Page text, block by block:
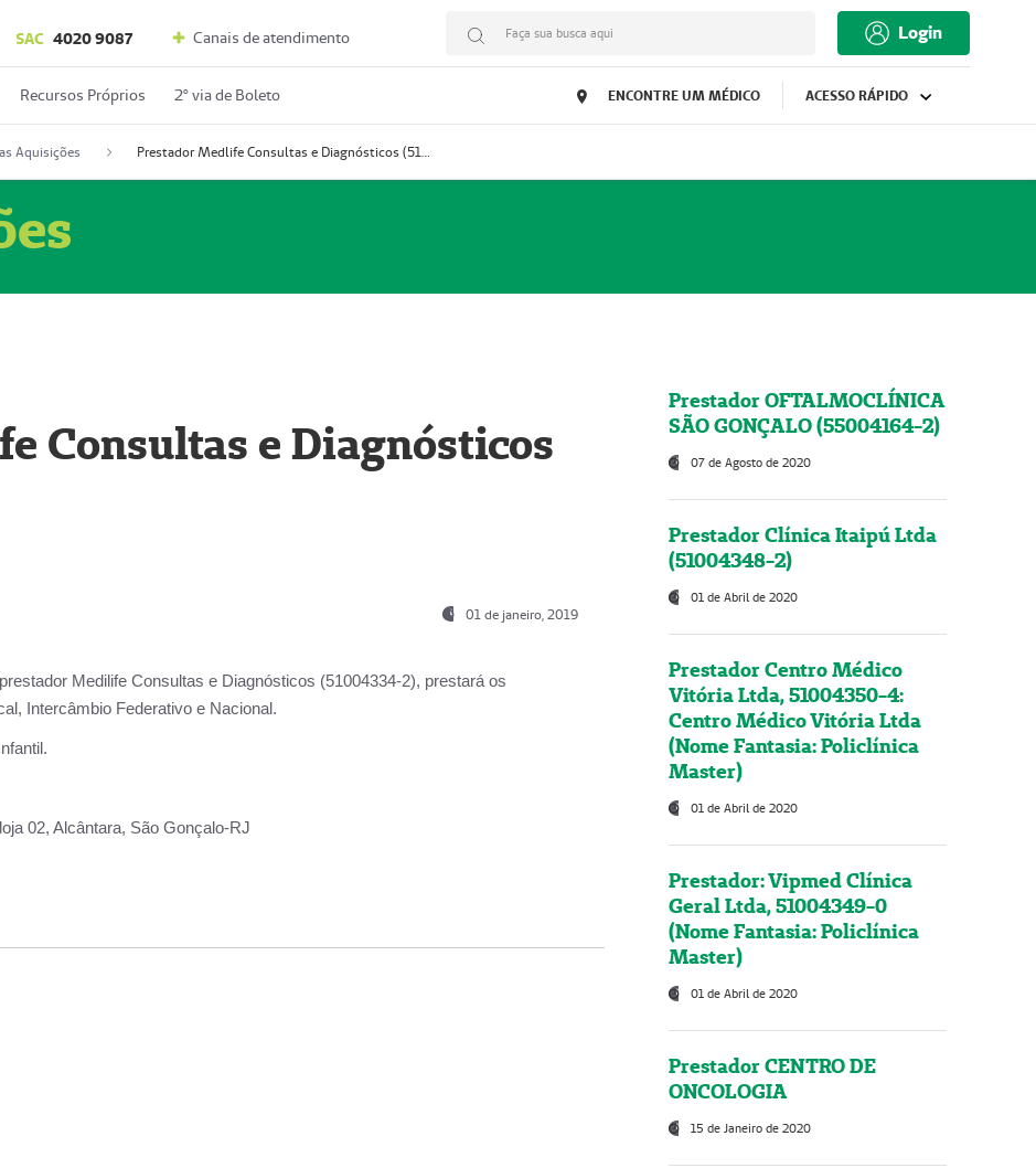
SAC 4020 9087 Canais de atendimento Faça sua busca aqui Login
Recursos Próprios 2º via de Boleto ENCONTRE UM MÉDICO ACESSO RÁPIDO
Aquisições Prestador Medlife Consultas e Diagnósticos (51004334-2)
Consultas e Diagnósticos
01 de janeiro, 2019
Medilife Consultas e Diagnósticos (51004334-2), prestará os
Intercâmbio Federativo e Nacional.
02, Alcântara, São Gonçalo-RJ
Prestador OFTALMOCLÍNICA
SÃO GONÇALO (55004164-2)
07 de Agosto de 2020
Prestador Clínica Itaipú Ltda
(51004348-2)
01 de Abril de 2020
Prestador Centro Médico
Vitória Ltda, 51004350-4:
Centro Médico Vitória Ltda
(Nome Fantasia: Policlínica
Master)
01 de Abril de 2020
Prestador: Vipmed Clínica
Geral Ltda, 51004349-0
(Nome Fantasia: Policlínica
Master)
01 de Abril de 2020
Prestador CENTRO DE
ONCOLOGIA
15 de Janeiro de 2020